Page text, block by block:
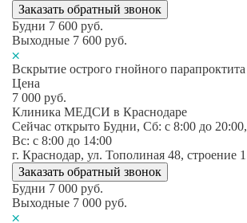
Заказать обратный звонок
Будни 7 600 руб.
Выходные 7 600 руб.
Вскрытие острого гнойного парапроктита
Цена
7 000 руб.
Клиника МЕДСИ в Краснодаре
Сейчас открыто Будни, Сб: c 8:00 до 20:00,
Вс: c 8:00 до 14:00
г. Краснодар, ул. Тополиная 48, строение 1
Заказать обратный звонок
Будни 7 000 руб.
Выходные 7 000 руб.